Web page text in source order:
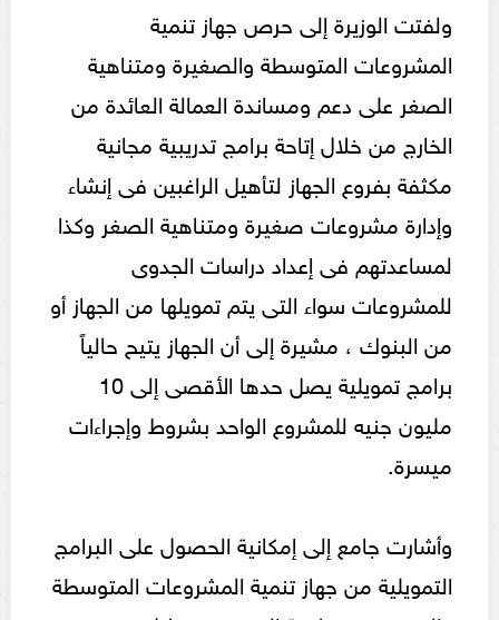
ولفتت الوزيرة إلى حرص جهاز تنمية
المشروعات المتوسطة والصغيرة ومتناهية
الصغر على دعم ومساندة العمالة العائدة من
الخارج من خلال إتاحة برامج تدريبية مجانية
مكثفة بفروع الجهاز لتأهيل الراغبين فى إنشاء
وإدارة مشروعات صغيرة ومتناهية الصغر وكذا
لمساعدتهم فى إعداد دراسات الجدوى
للمشروعات سواء التى يتم تمويلها من الجهاز أو
من البنوك ، مشيرة إلى أن الجهاز يتيح حالياً
برامج تمويلية يصل حدها الأقصى إلى 10
مليون جنيه للمشروع الواحد بشروط وإجراءات
ميسرة.
وأشارت جامع إلى إمكانية الحصول على البرامج
التمويلية من جهاز تنمية المشروعات المتوسطة